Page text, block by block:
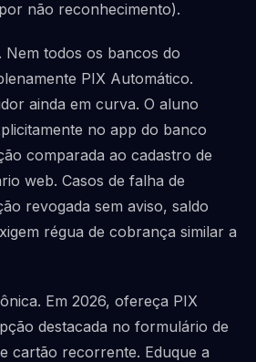
não reconhecimento).
Nem todos os bancos do
PIX Automático.
ainda em curva. O aluno
no app do banco
comparada ao cadastro de
web. Casos de falha de
revogada sem aviso, saldo
régua de cobrança similar a
Em 2026, ofereça PIX
destacada no formulário de
cartão recorrente. Eduque a